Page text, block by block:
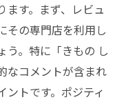
ます。まず、レビュ
その専門店を利用し
う。特に「きもの し
なコメントが含まれ
ントです。ポジティ